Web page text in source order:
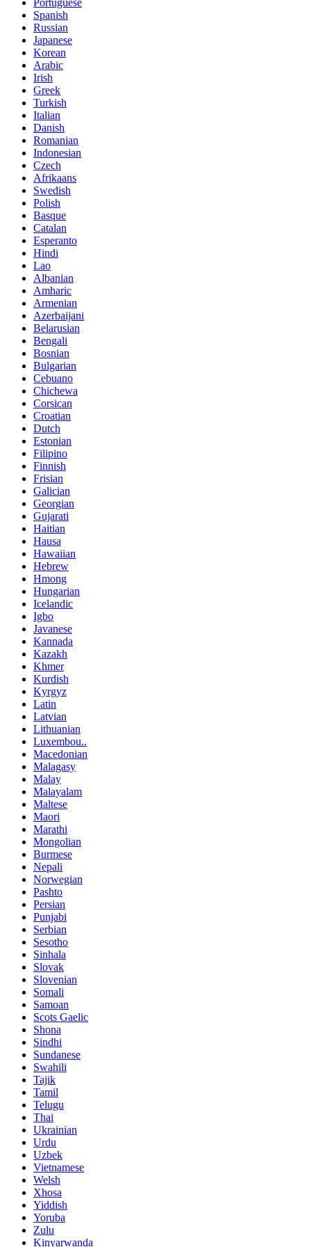
Portuguese
Spanish
Russian
Japanese
Korean
Arabic
Irish
Greek
Turkish
Italian
Danish
Romanian
Indonesian
Czech
Afrikaans
Swedish
Polish
Basque
Catalan
Esperanto
Hindi
Lao
Albanian
Amharic
Armenian
Azerbaijani
Belarusian
Bengali
Bosnian
Bulgarian
Cebuano
Chichewa
Corsican
Croatian
Dutch
Estonian
Filipino
Finnish
Frisian
Galician
Georgian
Gujarati
Haitian
Hausa
Hawaiian
Hebrew
Hmong
Hungarian
Icelandic
Igbo
Javanese
Kannada
Kazakh
Khmer
Kurdish
Kyrgyz
Latin
Latvian
Lithuanian
Luxembou..
Macedonian
Malagasy
Malay
Malayalam
Maltese
Maori
Marathi
Mongolian
Burmese
Nepali
Norwegian
Pashto
Persian
Punjabi
Serbian
Sesotho
Sinhala
Slovak
Slovenian
Somali
Samoan
Scots Gaelic
Shona
Sindhi
Sundanese
Swahili
Tajik
Tamil
Telugu
Thai
Ukrainian
Urdu
Uzbek
Vietnamese
Welsh
Xhosa
Yiddish
Yoruba
Zulu
Kinyarwanda